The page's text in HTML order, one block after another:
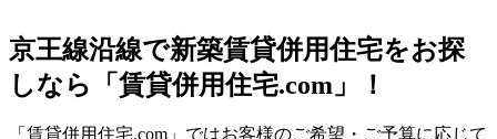
京王線沿線で新築賃貸併用住宅をお探
しなら「賃貸併用住宅.com」！
「賃貸併用住宅.com」ではお客様のご希望・ご予算に応じて